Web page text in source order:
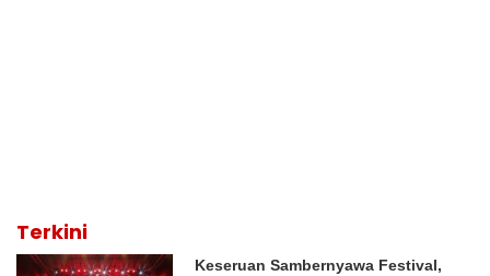
Terkini
Keseruan Sambernyawa Festival,